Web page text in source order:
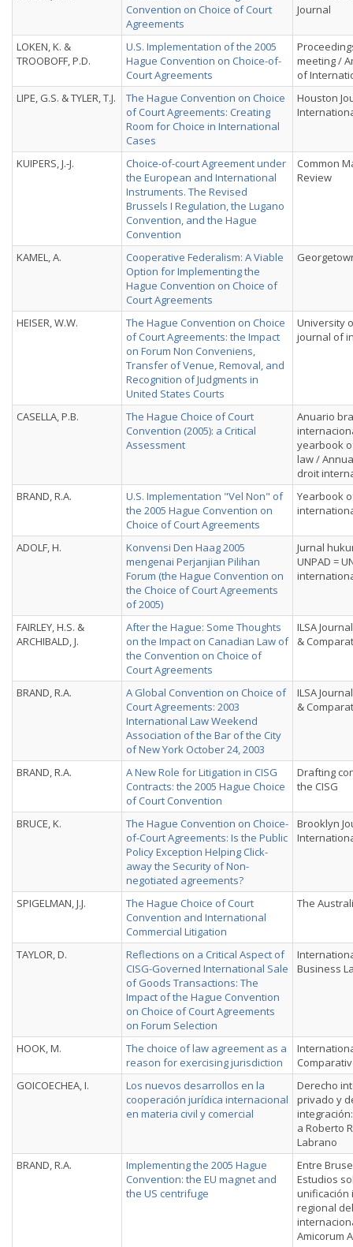
Convention on Choice of Court
Agreements
Journal
LOKEN, K. &
TROOBOFF, P.D.
U.S. Implementation of the 2005
Hague Convention on Choice-of-
Court Agreements
meeting /
of
LIPE, G.S. & TYLER, T.J.
The Hague Convention on Choice
of Court Agreements: Creating
Room for Choice in International
Cases
Houston
KUIPERS, J.-J.
Choice-of-court Agreement under
the European and International
Instruments. The Revised
Brussels I Regulation, the Lugano
Convention, and the Hague
Convention
Common
Review
KAMEL, A.
Cooperative Federalism: A Viable
Option for Implementing the
Hague Convention on Choice of
Court Agreements
HEISER, W.W.
The Hague Convention on Choice
of Court Agreements: the Impact
on Forum Non Conveniens,
Transfer of Venue, Removal, and
Recognition of Judgments in
United States Courts
University
journal of
CASELLA, P.B.
The Hague Choice of Court
Convention (2005): a Critical
Assessment
Anuario
yearbook
law /
droit
BRAND, R.A.
U.S. Implementation "Vel Non" of
the 2005 Hague Convention on
Choice of Court Agreements
Yearbook
ADOLF, H.
Konvensi Den Haag 2005
mengenai Perjanjian Pilihan
Forum (the Hague Convention on
the Choice of Court Agreements
of 2005)
Jurnal
UNPAD =
FAIRLEY, H.S. &
ARCHIBALD, J.
After the Hague: Some Thoughts
on the Impact on Canadian Law of
the Convention on Choice of
Court Agreements
ILSA
&
BRAND, R.A.
A Global Convention on Choice of
Court Agreements: 2003
International Law Weekend
Association of the Bar of the City
of New York October 24, 2003
ILSA
&
BRAND, R.A.
A New Role for Litigation in CISG
Contracts: the 2005 Hague Choice
of Court Convention
Drafting
the CISG
BRUCE, K.
The Hague Convention on Choice-
of-Court Agreements: Is the Public
Policy Exception Helping Click-
away the Security of Non-
negotiated agreements?
Brooklyn
SPIGELMAN, J.J.
The Hague Choice of Court
Convention and International
Commercial Litigation
The
TAYLOR, D.
Reflections on a Critical Aspect of
CISG-Governed International Sale
of Goods Transactions: The
Impact of the Hague Convention
on Choice of Court Agreements
on Forum Selection
Business
HOOK, M.
The choice of law agreement as a
reason for exercising jurisdiction
GOICOECHEA, I.
Los nuevos desarrollos en la
cooperación jurídica internacional
en materia civil y comercial
Derecho
privado y
a Roberto
Labrano
BRAND, R.A.
Implementing the 2005 Hague
Convention: the EU magnet and
the US centrifuge
Entre
Estudios
unificación
regional
Amicorum